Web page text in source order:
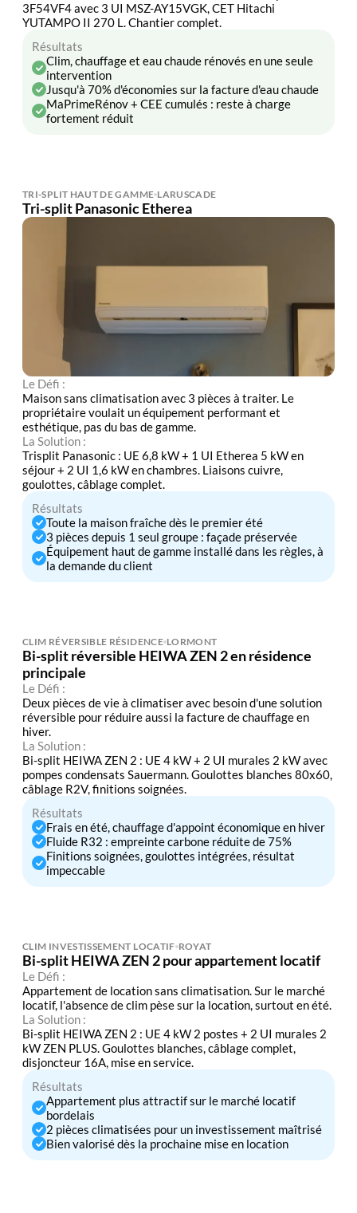
3F54VF4 avec 3 UI MSZ-AY15VGK, CET Hitachi
YUTAMPO II 270 L. Chantier complet.
Résultats
Clim, chauffage et eau chaude rénovés en une seule
intervention
Jusqu'à 70% d'économies sur la facture d'eau chaude
MaPrimeRénov + CEE cumulés : reste à charge
fortement réduit
TRI-SPLIT HAUT DE GAMME LARUSCADE
Tri-split Panasonic Etherea
Le Défi :
Maison sans climatisation avec 3 pièces à traiter. Le
propriétaire voulait un équipement performant et
esthétique, pas du bas de gamme.
La Solution :
Trisplit Panasonic : UE 6,8 kW + 1 UI Etherea 5 kW en
séjour + 2 UI 1,6 kW en chambres. Liaisons cuivre,
goulottes, câblage complet.
Résultats
Toute la maison fraîche dès le premier été
3 pièces depuis 1 seul groupe : façade préservée
Équipement haut de gamme installé dans les règles, à
la demande du client
CLIM RÉVERSIBLE RÉSIDENCE LORMONT
Bi-split réversible HEIWA ZEN 2 en résidence
principale
Le Défi :
Deux pièces de vie à climatiser avec besoin d'une solution
réversible pour réduire aussi la facture de chauffage en
hiver.
La Solution :
Bi-split HEIWA ZEN 2 : UE 4 kW + 2 UI murales 2 kW avec
pompes condensats Sauermann. Goulottes blanches 80x60,
câblage R2V, finitions soignées.
Résultats
Frais en été, chauffage d'appoint économique en hiver
Fluide R32 : empreinte carbone réduite de 75%
Finitions soignées, goulottes intégrées, résultat
impeccable
CLIM INVESTISSEMENT LOCATIF ROYAT
Bi-split HEIWA ZEN 2 pour appartement locatif
Le Défi :
Appartement de location sans climatisation. Sur le marché
locatif, l'absence de clim pèse sur la location, surtout en été.
La Solution :
Bi-split HEIWA ZEN 2 : UE 4 kW 2 postes + 2 UI murales 2
kW ZEN PLUS. Goulottes blanches, câblage complet,
disjoncteur 16A, mise en service.
Résultats
Appartement plus attractif sur le marché locatif
bordelais
2 pièces climatisées pour un investissement maîtrisé
Bien valorisé dès la prochaine mise en location